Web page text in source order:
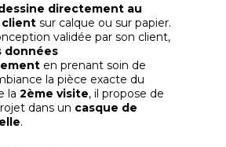
directement au
client sur calque ou sur papier.
validée par son client,
données
en prenant soin de
la pièce exacte du
la2ème visite, il propose de
dans un casque de
.